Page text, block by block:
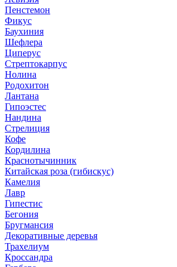
Пенстемон
Фикус
Баухиния
Шефлера
Циперус
Стрептокарпус
Нолина
Родохитон
Лантана
Гипоэстес
Нандина
Стрелиция
Кофе
Кордилина
Краснотычинник
Китайская роза (гибискус)
Камелия
Лавр
Гипестис
Бегония
Бругмансия
Декоративные деревья
Трахелиум
Кроссандра